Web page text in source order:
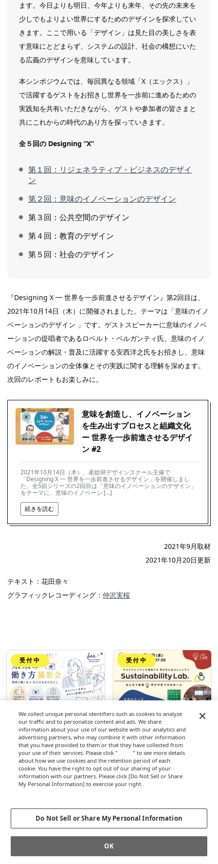
ます。今日よりも明日、今年よりも来年、その先の未来を
少しでもよりよい世界にするためのデザインを探求してい
きます。ここで用いる「デザイン」は見た目の美しさを表
す意味にとどまらず、システムの設計、社会の構想にいた
る広義のデザインを意味しています。
本シンポジウムでは、毎回異なる領域「X（エックス）」
で活躍するゲストをお招きし世界を一歩前に進めるための
実践知を共有いただきながら、ゲストや参加者の皆さまと
共にこれからの時代のあり方を探っていきます。
全５回の Designing “X”
第１回：リジェネラティブ・ビジネスのデザイ
ン
第２回：意味のイノベーションのデザイン
第３回：公共空間のデザイン
第４回：教育のデザイン
第５回：社会のデザイン
『Designing X ━ 世界を一歩前進させるデザイン』第2回目は、
2021年10月14日（木）に開催されました。テーマは「意味のイノ
ベーションのデザイン 」です。ゲストスピーカーに意味のイノベ
ーションの提唱者であるロベルト・ベルガンティ氏、意味のイノ
ベーションの解説・普及に活躍する安西洋之氏をお招きし、意味
のイノベーションの全体像とその実践に関する理解を深めます。
次回のレポートもお楽しみに。
意味を創造し、イノベーション
を生み出すプロセスと組織文化
ー 世界を一歩前進させるデザイ
ン #2
2021年10月14日（木）、産総研デザインスクール主催で
「Designing X ━ 世界を一歩前進させるデザイン」を開催しまし
た。全5回シリーズの2回目は「意味のイノベーションのデザイン」
をテーマに、意味のイノベーシ […]
続きを読む
2021年9月取材
2021年10月20日更新
テキスト：花田奈々
グラフィックレコーディング： 仲沢実桜
受付中
イベント
理想の働く姿で、自分の
未来を写そう。
Open Innovation Biotope
”bee”
2026年8月14日（金）18:30～
21:00
受付中
イベント
Sustainability Lab. vol.39
サステナビリティを探究す
る 学び合いのコミュニテ
ィ
Open Innovation Biotope
”Cue”
We collect unique personal identifiers such as cookies to analyze
our traffic and to personalize content and ads. We share
information about your use of our website with our analytics and
advertising partners, who may combine it with other information
that you have provided to them or that they have collected from
your use of their services. Please click "
here" to see more details
about how we use cookies and the retention period of each
cookie. You have the right to opt out of our sharing of your
information with our partners. Please click [Do Not Sell or Share
My Personal Information] to exercise your right.
Do Not Sell or Share My Personal Information
OK